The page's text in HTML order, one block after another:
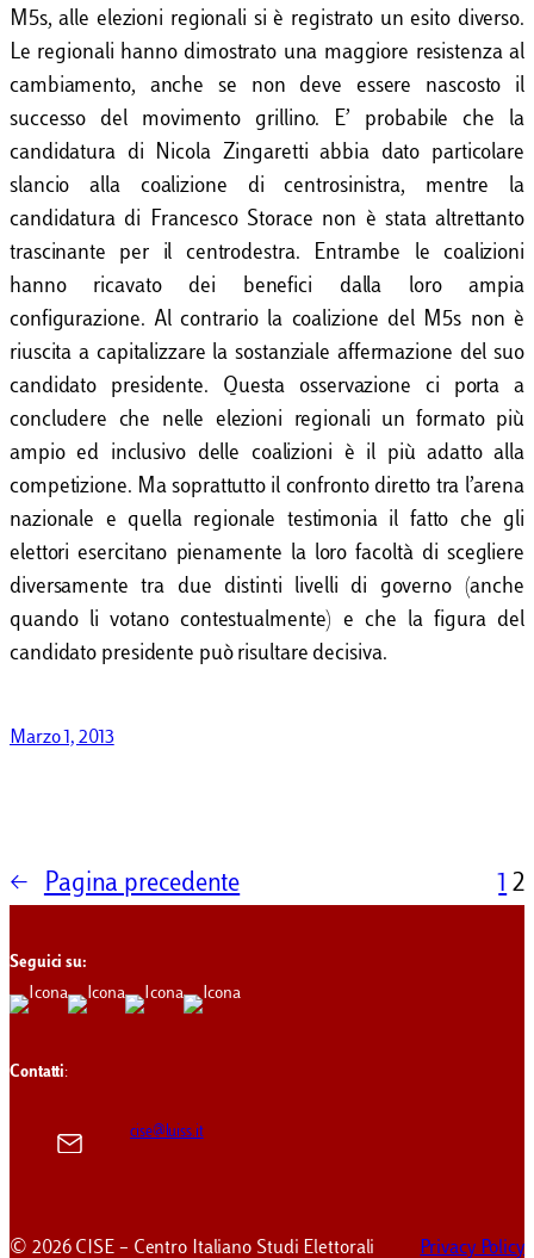
M5s, alle elezioni regionali si è registrato un esito diverso.
Le regionali hanno dimostrato una maggiore resistenza al
cambiamento, anche se non deve essere nascosto il
successo del movimento grillino. E’ probabile che la
candidatura di Nicola Zingaretti abbia dato particolare
slancio alla coalizione di centrosinistra, mentre la
candidatura di Francesco Storace non è stata altrettanto
trascinante per il centrodestra. Entrambe le coalizioni
hanno ricavato dei benefici dalla loro ampia
configurazione. Al contrario la coalizione del M5s non è
riuscita a capitalizzare la sostanziale affermazione del suo
candidato presidente. Questa osservazione ci porta a
concludere che nelle elezioni regionali un formato più
ampio ed inclusivo delle coalizioni è il più adatto alla
competizione. Ma soprattutto il confronto diretto tra l’arena
nazionale e quella regionale testimonia il fatto che gli
elettori esercitano pienamente la loro facoltà di scegliere
diversamente tra due distinti livelli di governo (anche
quando li votano contestualmente) e che la figura del
candidato presidente può risultare decisiva.
Marzo 1, 2013
← Pagina precedente 1 2
Seguici su:
Contatti:
cise@luiss.it
© 2026 CISE – Centro Italiano Studi Elettorali Privacy Policy